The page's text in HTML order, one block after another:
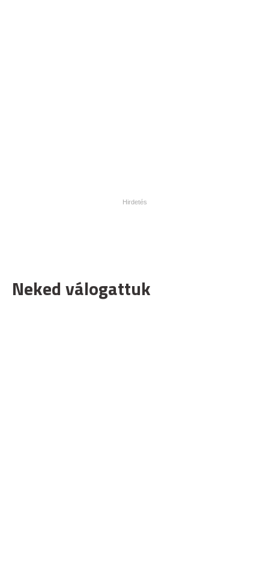
Neked válogattuk